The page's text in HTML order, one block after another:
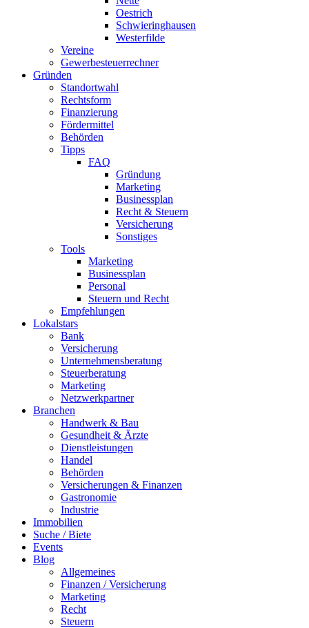
Oestrich
Schwieringhausen
Westerfilde
Vereine
Gewerbesteuerrechner
Gründen
Standortwahl
Rechtsform
Finanzierung
Fördermittel
Behörden
Tipps
FAQ
Gründung
Marketing
Businessplan
Recht & Steuern
Versicherung
Sonstiges
Tools
Marketing
Businessplan​
Personal
Steuern und Recht
Empfehlungen
Lokalstars
Bank
Versicherung
Unternehmensberatung
Steuerberatung
Marketing
Netzwerkpartner
Branchen
Handwerk & Bau
Gesundheit & Ärzte
Dienstleistungen
Handel
Behörden
Versicherungen & Finanzen
Gastronomie
Industrie
Immobilien
Suche / Biete
Events
Blog
Allgemeines
Finanzen / Versicherung
Marketing
Recht
Steuern